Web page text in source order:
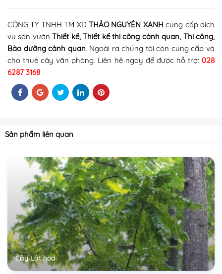
CÔNG TY TNHH TM XD THẢO NGUYÊN XANH cung cấp dịch
vụ sân vườnThiết kế, Thiết kế thi công cảnh quan, Thi công,
Bảo dưỡng cảnh quan. Ngoài ra chúng tôi còn cung cấp và
cho thuê cây văn phòng . Liên hệ ngay để được hỗ trợ: 028
6287 3168
Sản phẩm liên quan
Cây Lát hoa